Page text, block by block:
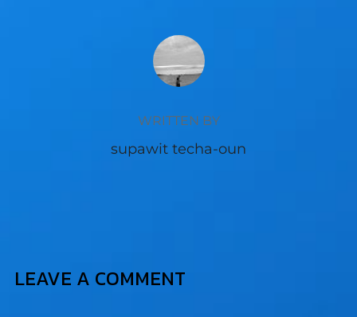
POST AUTHOR
WRITTEN BY
supawit techa-oun
LEAVE A COMMENT